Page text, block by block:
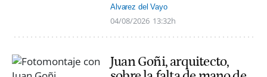
Alvarez del Vayo
04/08/2026 13:32h
Juan Goñi, arquitecto,